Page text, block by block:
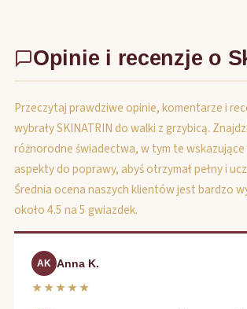
Opinie i recenzje o
Przeczytaj prawdziwe opinie, komentarze i
wybrały SKINATRIN do walki z grzybicą.
różnorodne świadectwa, w tym te
aspekty do poprawy, abyś otrzymał pełny i
Średnia ocena naszych klientów jest bardzo
około 4.5 na 5 gwiazdek.
AK Anna K.
★★★★★